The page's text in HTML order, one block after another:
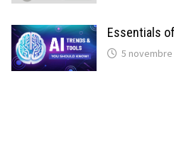
Essentials
5 novembre